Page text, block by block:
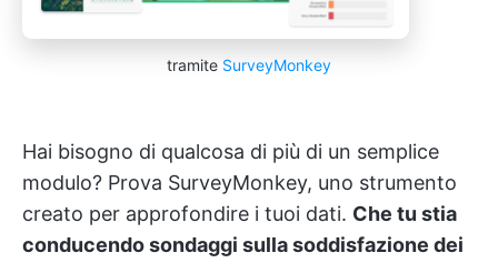
tramite SurveyMonkey
Hai bisogno di qualcosa di più di un semplice
modulo? Prova SurveyMonkey, uno strumento
creato per approfondire i tuoi dati. Che tu stia
conducendo sondaggi sulla soddisfazione dei